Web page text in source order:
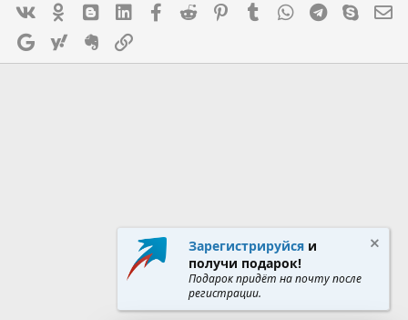
Ok mes_blogger
Linked InFacebook
Reddit PinterestTumblr WhatsAppTelegram
Skype
Google Yahoo Evernote
Зарегистрируйся и
получи подарок!
Подарок придёт на почту после
регистрации.